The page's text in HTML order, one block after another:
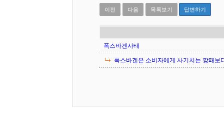
이전 다음 목록보기 답변하기
폭스바겐사태
폭스바겐은 소비자에게 사기치는 깡패보